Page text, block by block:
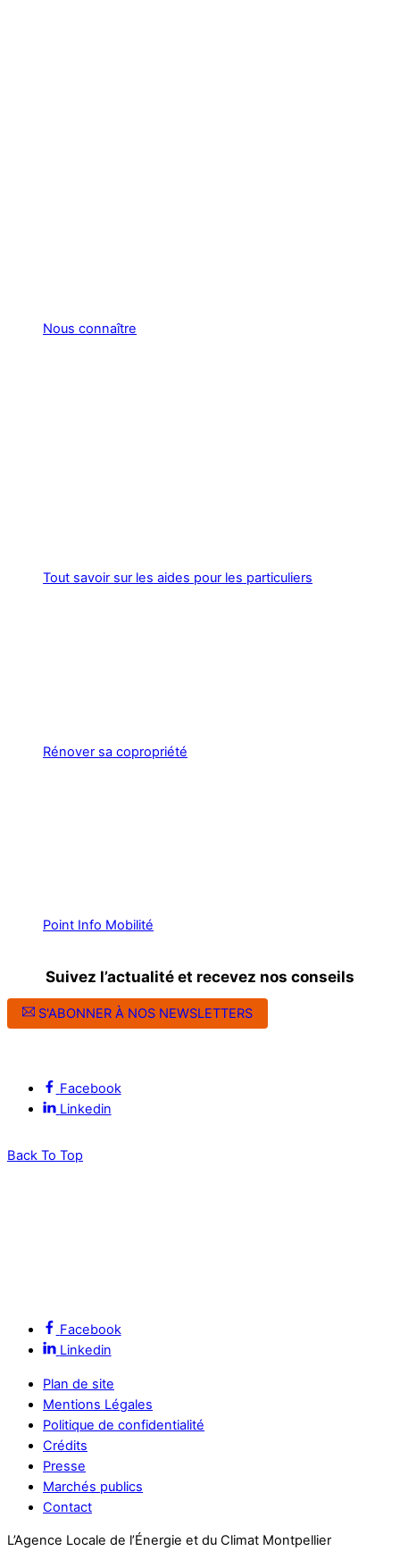
Nous connaître
Tout savoir sur les aides pour les particuliers
Rénover sa copropriété
Point Info Mobilité
Suivez l’actualité et recevez nos conseils
S'ABONNER À NOS NEWSLETTERS
Facebook
Linkedin
Back To Top
Facebook
Linkedin
Plan de site
Mentions Légales
Politique de confidentialité
Crédits
Presse
Marchés publics
Contact
L’Agence Locale de l’Énergie et du Climat Montpellier